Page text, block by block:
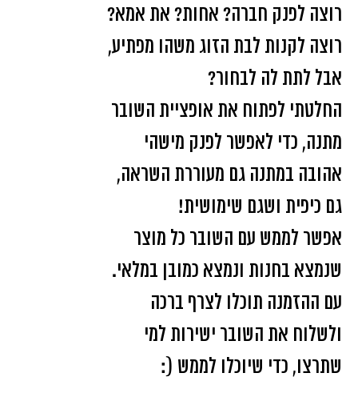
רוצה לפנק חברה? אחות? את אמא?
רוצה לקנות לבת הזוג משהו מפתיע,
אבל לתת לה לבחור?
החלטתי לפתוח את אופציית השובר
מתנה, כדי לאפשר לפנק מישהי
אהובה במתנה גם מעוררת השראה,
גם כיפית ושגם שימושית!
אפשר לממש עם השובר כל מוצר
שנמצא בחנות ונמצא כמובן במלאי.
עם ההזמנה תוכלו לצרף ברכה
ולשלוח את השובר ישירות למי
שתרצו, כדי שיוכלו לממש (: